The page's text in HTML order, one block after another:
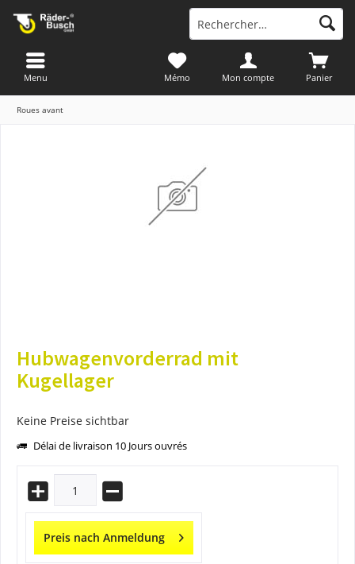
Panier
Mémo Mon compte
Menu
Roues avant
Hubwagenvorderrad mit
Kugellager
Keine Preise sichtbar
Délai de livraison 10 Jours ouvrés
Preis nach Anmeldung